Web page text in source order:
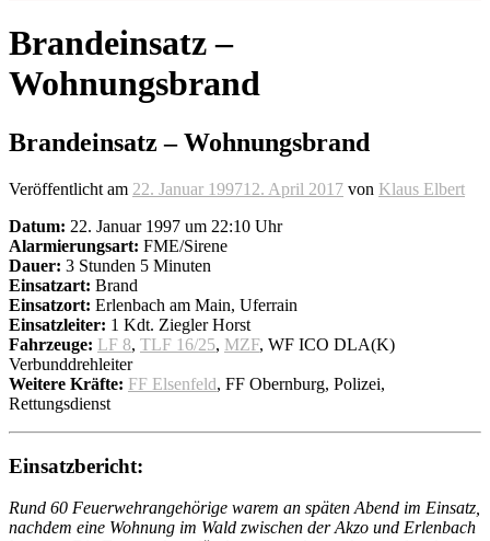
Brandeinsatz –
Wohnungsbrand
Brandeinsatz – Wohnungsbrand
Veröffentlicht am 22. Januar 199712. April 2017 von Klaus Elbert
Datum: 22. Januar 1997 um 22:10 Uhr
Alarmierungsart: FME/Sirene
Dauer: 3 Stunden 5 Minuten
Einsatzart: Brand
Einsatzort: Erlenbach am Main, Uferrain
Einsatzleiter: 1 Kdt. Ziegler Horst
Fahrzeuge: LF 8, TLF 16/25, MZF, WF ICO DLA(K)
Verbunddrehleiter
Weitere Kräfte: FF Elsenfeld, FF Obernburg, Polizei,
Rettungsdienst
Einsatzbericht:
Rund 60 Feuerwehrangehörige warem an späten Abend im Einsatz,
nachdem eine Wohnung im Wald zwischen der Akzo und Erlenbach